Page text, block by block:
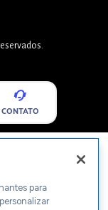
CONTATO
para